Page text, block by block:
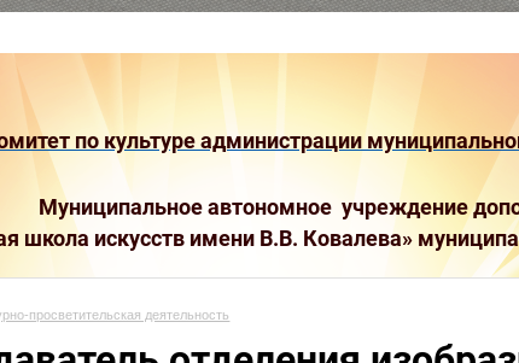
по культуре администрации
Муниципальное автономное учреждение
школа искусств имени В.В. Ковалева»
просветительская деятельность